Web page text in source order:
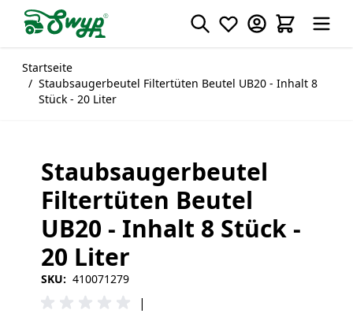
Direkt zum Inhalt
Startseite
/ Staubsaugerbeutel Filtertüten Beutel UB20 - Inhalt 8
Stück - 20 Liter
Staubsaugerbeutel
Filtertüten Beutel
UB20 - Inhalt 8 Stück -
20 Liter
SKU: 410071279
|